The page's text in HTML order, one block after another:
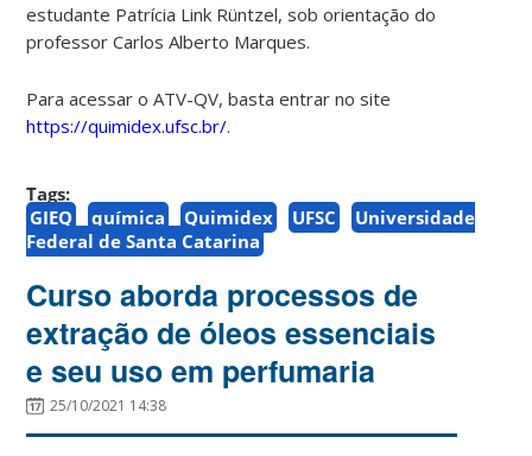
estudante Patrícia Link Rüntzel, sob orientação do
professor Carlos Alberto Marques.
Para acessar o ATV-QV, basta entrar no site
https://quimidex.ufsc.br/.
Tags:
GIEQ
química Quimidex UFSC
Universidade
Federal de Santa Catarina
Curso aborda processos de
extração de óleos essenciais
e seu uso em perfumaria
25/10/2021 14:38